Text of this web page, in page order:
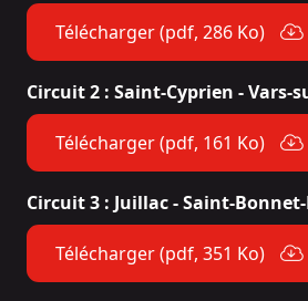
Télécharger (pdf, 286 Ko)
Circuit 2 : Saint-Cyprien - Vars-
Télécharger (pdf, 161 Ko)
Circuit 3 : Juillac - Saint-
Télécharger (pdf, 351 Ko)